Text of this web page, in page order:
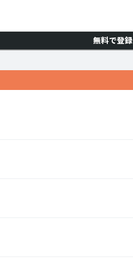
無料で登録